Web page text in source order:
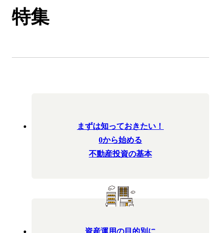
特集
まずは知っておきたい！
0から始める
不動産投資の基本
資産運用の目的別に